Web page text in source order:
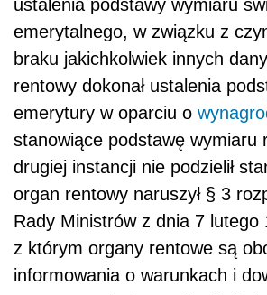
ustalenia podstawy wymiaru
emerytalnego, w związku z
braku jakichkolwiek innych
rentowy dokonał ustalenia
emerytury w oparciu o
stanowiące podstawę wymiaru
drugiej instancji nie podzielił
organ rentowy naruszył § 3
Rady Ministrów z dnia 7 lutego
z którym organy rentowe są
informowania o warunkach i